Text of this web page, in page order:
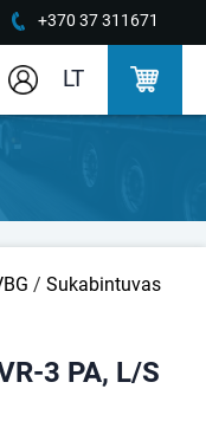
+370 37 311671
LT
/ Sukabintuvas
3 PA, L/S